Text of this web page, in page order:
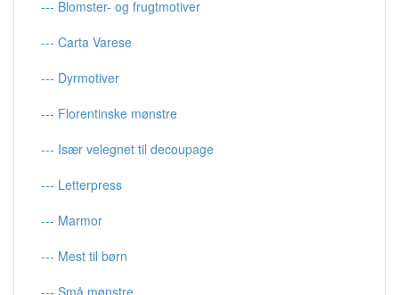
--- Blomster- og frugtmotiver
--- Carta Varese
--- Dyrmotiver
--- Florentinske mønstre
--- Især velegnet til decoupage
--- Letterpress
--- Marmor
--- Mest til børn
--- Små mønstre